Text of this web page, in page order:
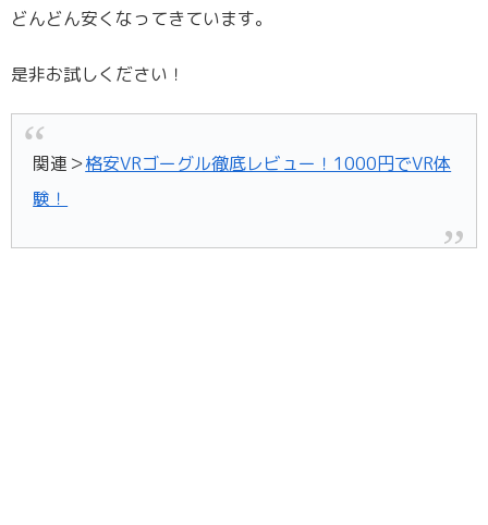
どんどん安くなってきています。
是非お試しください！
関連＞格安VRゴーグル徹底レビュー！1000円でVR体
験！